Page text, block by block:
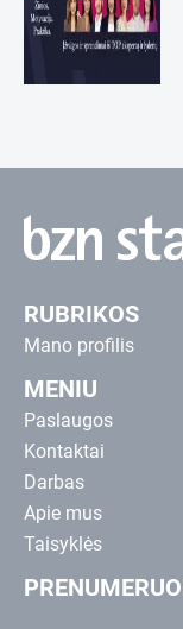
RUBRIKOS
Mano profilis
MENIU
Paslaugos
Kontaktai
Darbas
Apie mus
Taisyklės